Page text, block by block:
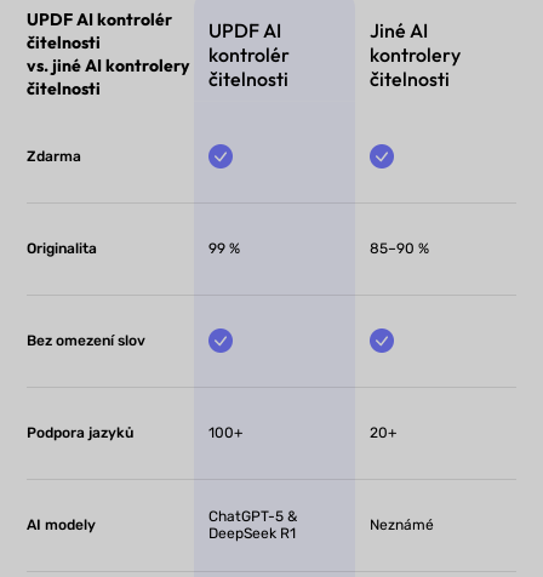
UPDF AI kontrolér
čitelnosti
vs. jiné AI kontrolery
čitelnosti
UPDF AI
kontrolér
čitelnosti
Jiné AI
kontrolery
čitelnosti
Zdarma
Originalita 99 % 85–90 %
Bez omezení slov
Podpora jazyků 100+ 20+
AI modely
ChatGPT-5 &
DeepSeek R1
Neznámé